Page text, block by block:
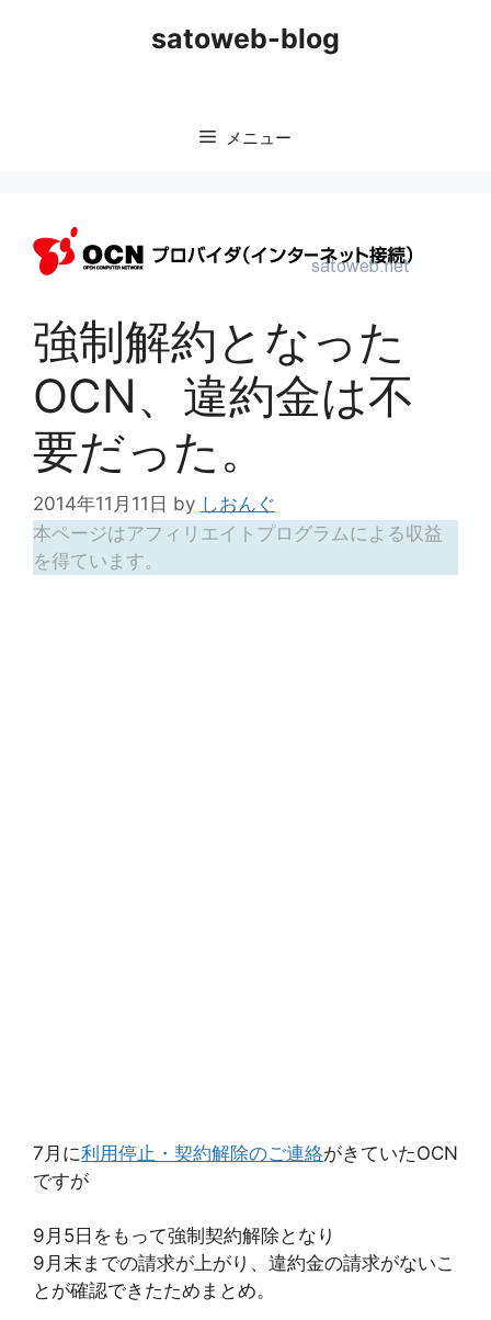
satoweb-blog
メニュー
強制解約となった
OCN、違約金は不
要だった。
2014年11月11日 by しおんぐ
本ページはアフィリエイトプログラムによる収益
を得ています。
7月に利用停止・契約解除のご連絡がきていたOCN
ですが
9月5日をもって強制契約解除となり
9月末までの請求が上がり、違約金の請求がないこ
とが確認できたためまとめ。